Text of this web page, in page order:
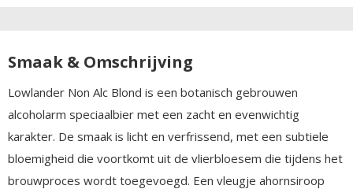
Smaak & Omschrijving
Lowlander Non Alc Blond is een botanisch gebrouwen
alcoholarm speciaalbier met een zacht en evenwichtig
karakter. De smaak is licht en verfrissend, met een subtiele
bloemigheid die voortkomt uit de vlierbloesem die tijdens het
brouwproces wordt toegevoegd. Een vleugje ahornsiroop